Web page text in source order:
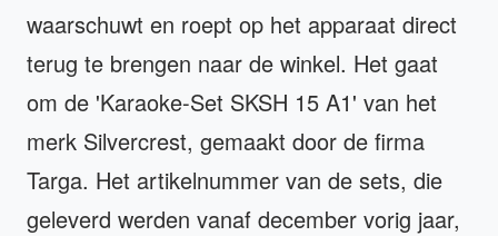
waarschuwt en roept op het apparaat direct
terug te brengen naar de winkel. Het gaat
om de 'Karaoke-Set SKSH 15 A1' van het
merk Silvercrest, gemaakt door de firma
Targa. Het artikelnummer van de sets, die
geleverd werden vanaf december vorig jaar,